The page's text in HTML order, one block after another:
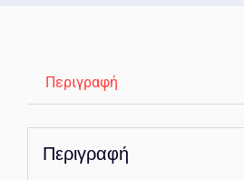
Περιγραφή
Περιγραφή